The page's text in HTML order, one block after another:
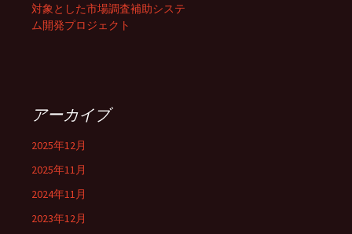
対象とした市場調査補助システ
ム開発プロジェクト
アーカイブ
2025年12月
2025年11月
2024年11月
2023年12月